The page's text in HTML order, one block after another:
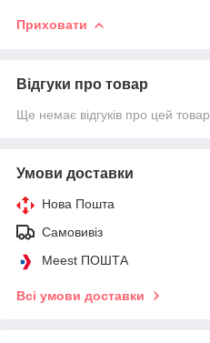
Приховати
Відгуки про товар
Ще немає відгуків про цей товар
Умови доставки
Нова Пошта
Самовивіз
Meest ПОШТА
Всі умови доставки